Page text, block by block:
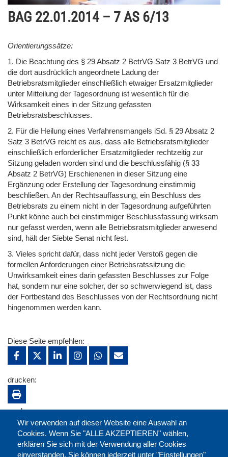
BAG 22.01.2014 – 7 AS 6/13
Orientierungssätze:
1. Die Beachtung des § 29 Absatz 2 BetrVG Satz 3 BetrVG und
die dort ausdrücklich angeordnete Ladung der
Betriebsratsmitglieder einschließlich etwaiger Ersatzmitglieder
unter Mitteilung der Tagesordnung ist wesentlich für die
Wirksamkeit eines in der Sitzung gefassten
Betriebsratsbeschlusses.
2. Für die Heilung eines Verfahrensmangels iSd. § 29 Absatz 2
Satz 3 BetrVG reicht es aus, dass alle Betriebsratsmitglieder
einschließlich erforderlicher Ersatzmitglieder rechtzeitig zur
Sitzung geladen worden sind und die beschlussfähig (§ 33
Absatz 2 BetrVG) Erschienenen in dieser Sitzung eine
Ergänzung oder Erstellung der Tagesordnung einstimmig
beschließen. An der Rechtsauffassung, ein Beschluss des
Betriebsrats zu einem nicht in der Tagesordnung aufgeführten
Punkt könne auch bei einstimmiger Beschlussfassung wirksam
nur gefasst werden, wenn alle Betriebsratsmitglieder anwesend
sind, hält der Siebte Senat nicht fest.
3. Vieles spricht dafür, dass nicht jeder Verstoß gegen die
formellen Anforderungen einer Betriebsratssitzung die
Unwirksamkeit eines darin gefassten Beschlusses zur Folge
hat, sondern nur eine solcher, der so schwerwiegend ist, dass
der Fortbestand des Beschlusses von der Rechtsordnung nicht
hingenommen werden kann.
Wir verwenden auf dieser Website eine Auswahl an
Cookies. Wenn Sie "ALLE AKZEPTIEREN" wählen,
erklären Sie sich mit der Verwendung aller Cookies
einverstanden. Sie können jederzeit unter "Einstellungen"
Diese Seite empfehlen:
drucken:
merken: